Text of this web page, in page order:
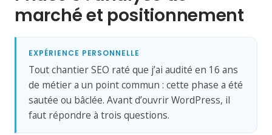
marché et positionnement
EXPÉRIENCE PERSONNELLE
Tout chantier SEO raté que j’ai audité en 16 ans
de métier a un point commun : cette phase a été
sautée ou bâclée. Avant d’ouvrir WordPress, il
faut répondre à trois questions.